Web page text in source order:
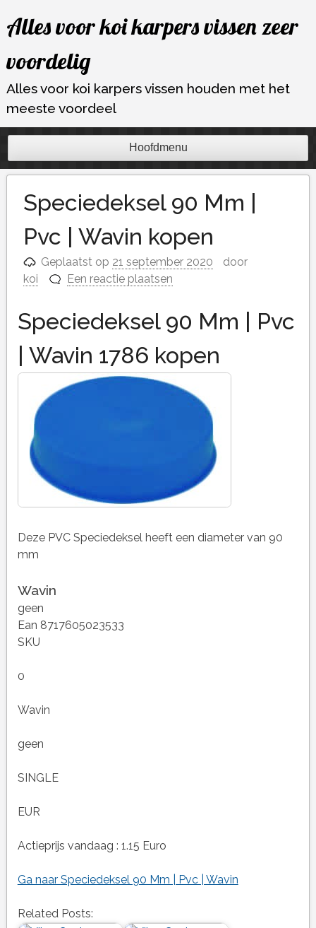
naar
inhoud
Alles voor koi karpers vissen zeer
voordelig
Alles voor koi karpers vissen houden met het
meeste voordeel
Hoofdmenu
Speciedeksel 90 Mm |
Pvc | Wavin kopen
Geplaatst op 21 september 2020
door
koi
Een reactie plaatsen
Speciedeksel 90 Mm | Pvc
| Wavin 1786 kopen
Deze PVC Speciedeksel heeft een diameter van 90
mm
Wavin
geen
Ean 8717605023533
SKU
0
Wavin
geen
SINGLE
EUR
Actieprijs vandaag : 1.15 Euro
Ga naar Speciedeksel 90 Mm | Pvc | Wavin
Related Posts: